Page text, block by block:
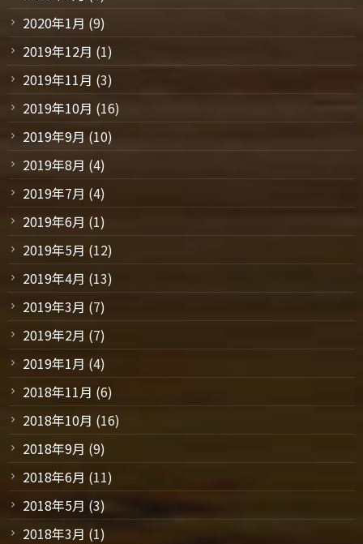
2020年1月 (9)
2019年12月 (1)
2019年11月 (3)
2019年10月 (16)
2019年9月 (10)
2019年8月 (4)
2019年7月 (4)
2019年6月 (1)
2019年5月 (12)
2019年4月 (13)
2019年3月 (7)
2019年2月 (7)
2019年1月 (4)
2018年11月 (6)
2018年10月 (16)
2018年9月 (9)
2018年6月 (11)
2018年5月 (3)
2018年3月 (1)